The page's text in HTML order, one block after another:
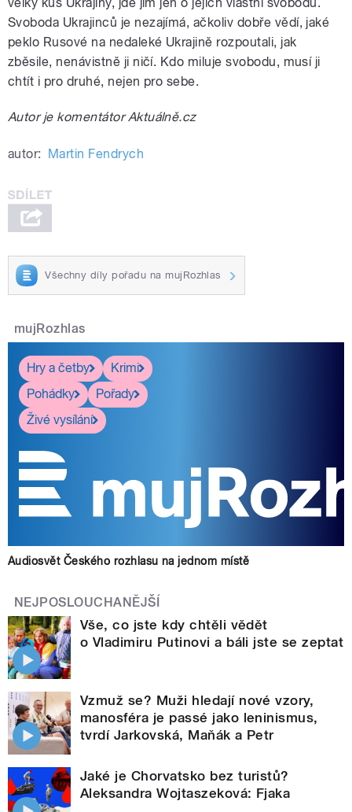
Svoboda Ukrajinců je nezajímá, ačkoliv dobře vědí, jaké
peklo Rusové na nedaleké Ukrajině rozpoutali, jak
zběsile, nenávistně ji ničí. Kdo miluje svobodu, musí ji
chtít i pro druhé, nejen pro sebe.
Autor je komentátor Aktuálně.cz
autor: Martin Fendrych
Všechny díly pořadu na mujRozhlas
mujRozhlas
Hry a četby
Krimi
Pohádky
Pořady
Živé vysílání
Audiosvět Českého rozhlasu na jednom místě
NEJPOSLOUCHANĚJŠÍ
Vše, co jste kdy chtěli vědět
o Vladimiru Putinovi a báli jste se zeptat
Vzmuž se? Muži hledají nové vzory,
manosféra je passé jako leninismus,
tvrdí Jarkovská, Maňák a Petr
Jaké je Chorvatsko bez turistů?
Aleksandra Wojtaszeková: Fjaka